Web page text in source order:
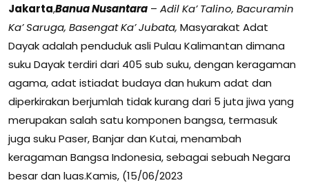
Jakarta,Banua Nusantara – Adil Ka’ Talino, Bacuramin
Ka’ Saruga, Basengat Ka’ Jubata, Masyarakat Adat
Dayak adalah penduduk asli Pulau Kalimantan dimana
suku Dayak terdiri dari 405 sub suku, dengan keragaman
agama, adat istiadat budaya dan hukum adat dan
diperkirakan berjumlah tidak kurang dari 5 juta jiwa yang
merupakan salah satu komponen bangsa, termasuk
juga suku Paser, Banjar dan Kutai, menambah
keragaman Bangsa Indonesia, sebagai sebuah Negara
besar dan luas.Kamis, (15/06/2023